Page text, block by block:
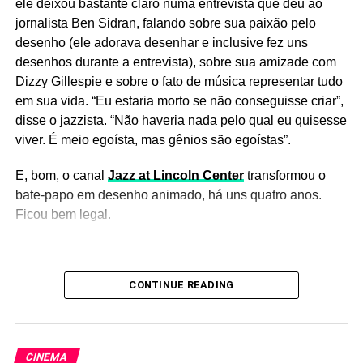
ele deixou bastante claro numa entrevista que deu ao
jornalista Ben Sidran, falando sobre sua paixão pelo
desenho (ele adorava desenhar e inclusive fez uns
desenhos durante a entrevista), sobre sua amizade com
Dizzy Gillespie e sobre o fato de música representar tudo
em sua vida. “Eu estaria morto se não conseguisse criar”,
disse o jazzista. “Não haveria nada pelo qual eu quisesse
viver. É meio egoísta, mas gênios são egoístas”.
E, bom, o canal Jazz at Lincoln Centertransformou o
bate-papo em desenho animado, há uns quatro anos.
Ficou bem legal.
CONTINUE READING
CINEMA